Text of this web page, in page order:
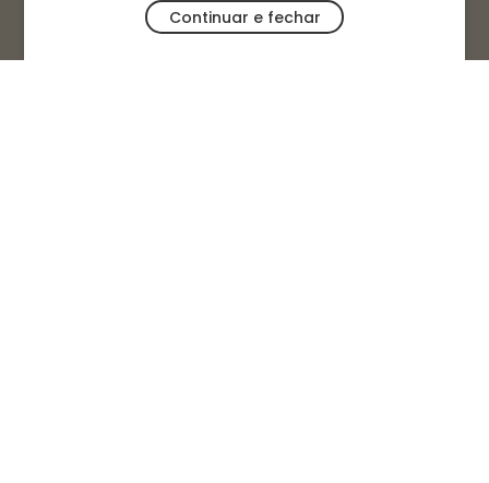
Continuar e fechar
Segunda a sábado das 9h às 20h.